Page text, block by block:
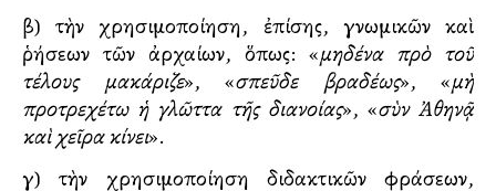
β) τὴν χρησιμοποίηση, ἐπίσης, γνωμικῶν καὶ
ῥήσεων τῶν ἀρχαίων, ὅπως: «μηδένα πρὸ τοῦ
τέλους μακάριζε», «σπεῦδε βραδέως», «μὴ
προτρεχέτω ἡ γλῶττα τῆς διανοίας», «σὺν Ἀθηνᾷ
καὶ χεῖρα κίνει».
γ) τὴν χρησιμοποίηση διδακτικῶν φράσεων,